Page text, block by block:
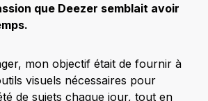
que Deezer semblait avoir
mon objectif était de fournir à
visuels nécessaires pour
de sujets chaque jour, tout en